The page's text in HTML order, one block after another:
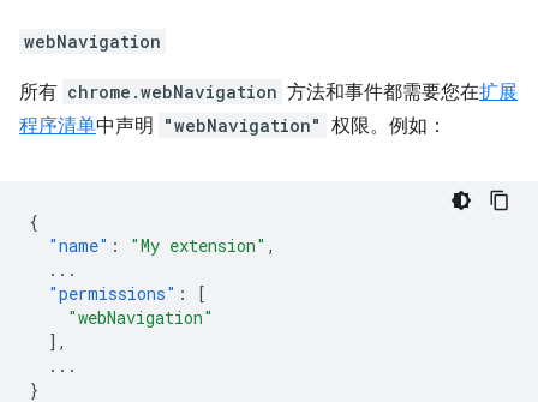
webNavigation
所有 chrome.webNavigation 方法和事件都需要您在扩展
程序清单中声明 "webNavigation" 权限。例如：
{
"name" : "My extension" ,
...
"permissions" :
[
"webNavigation"
],
...
}